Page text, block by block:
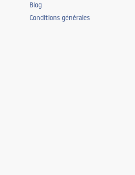
Blog
Conditions générales